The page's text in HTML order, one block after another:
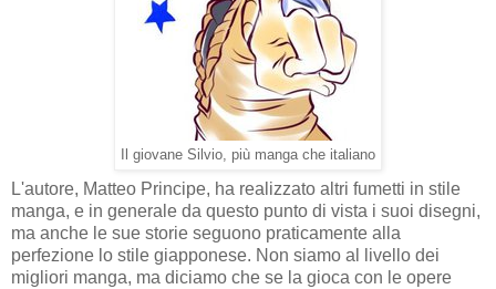
Il giovane Silvio, più manga che italiano
L'autore, Matteo Principe, ha realizzato altri fumetti in stile
manga, e in generale da questo punto di vista i suoi disegni,
ma anche le sue storie seguono praticamente alla
perfezione lo stile giapponese. Non siamo al livello dei
migliori manga, ma diciamo che se la gioca con le opere